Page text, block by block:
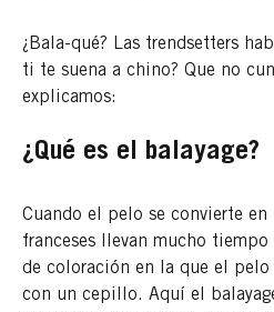
¿Bala-qué? Las trendsetters
ti te suena a chino? Que no
explicamos:
¿Qué es el balayage?
Cuando el pelo se convierte
franceses llevan mucho
de coloración en la que el
con un cepillo. Aquí el